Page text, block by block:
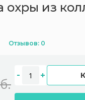
охры из
Отзывов: 0